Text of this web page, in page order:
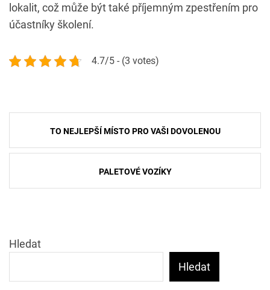
lokalit, což může být také příjemným zpestřením pro
účastníky školení.
4.7/5 - (3 votes)
Navigace
pro
TO NEJLEPŠÍ MÍSTO PRO VAŠI DOVOLENOU
PALETOVÉ VOZÍKY
Hledat
Hledat